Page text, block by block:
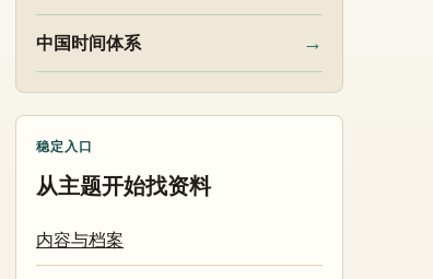
中国时间体系 →
稳定入口
从主题开始找资料
内容与档案